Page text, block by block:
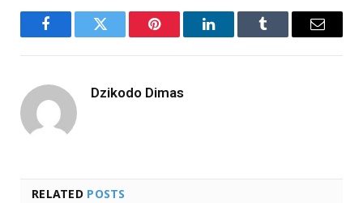
FacebookTwitter Pinterest LinkedInTumblr Email
Dzikodo Dimas
RELATED POSTS